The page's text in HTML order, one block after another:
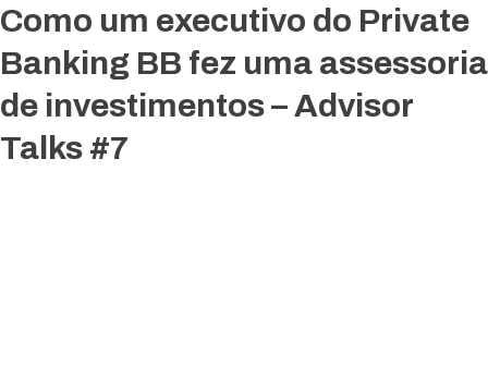
Como um executivo do Private
Banking BB fez uma assessoria
de investimentos – Advisor
Talks #7